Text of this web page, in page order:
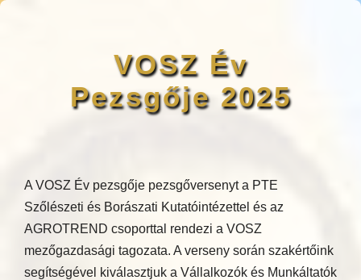
VOSZ Év
Pezsgője 2025
A VOSZ Év pezsgője pezsgőversenyt a PTE
Szőlészeti és Borászati Kutatóintézettel és az
AGROTREND csoporttal rendezi a VOSZ
mezőgazdasági tagozata. A verseny során szakértőink
segítségével kiválasztjuk a Vállalkozók és Munkáltatók